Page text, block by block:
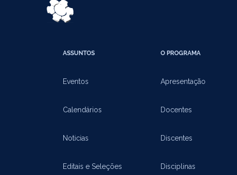
ASSUNTOS
Eventos
Calendários
Noticias
Editais e Seleções
O PROGRAMA
Apresentação
Docentes
Discentes
Disciplinas